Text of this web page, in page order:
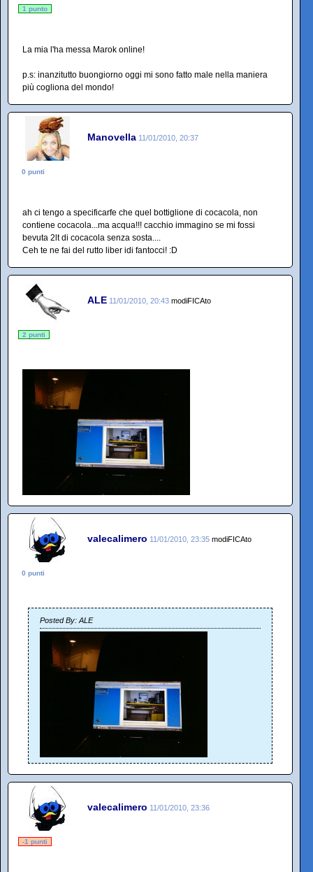
1 punto
La mia l'ha messa Marok online!
p.s: inanzitutto buongiorno oggi mi sono fatto male nella maniera
più cogliona del mondo!
Manovella 11/01/2010, 20:37
0 punti
ah ci tengo a specificarfe che quel bottiglione di cocacola, non
contiene cocacola...ma acqua!!! cacchio immagino se mi fossi
bevuta 2lt di cocacola senza sosta....
Ceh te ne fai del rutto liber idi fantocci! :D
ALE 11/01/2010, 20:43 modiFICAto
2 punti
valecalimero 11/01/2010, 23:35 modiFICAto
0 punti
Posted By: ALE
valecalimero 11/01/2010, 23:36
-1 punti